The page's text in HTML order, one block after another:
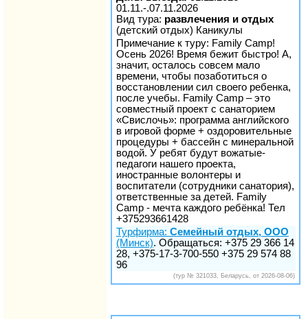
01.11.-.07.11.2026
Вид тура: развлечения и отдых
(детский отдых) Каникулы
Примечание к туру: Family Camp!
Осень 2026! Время бежит быстро! А,
значит, осталось совсем мало
времени, чтобы позаботиться о
восстановлении сил своего ребенка,
после учебы. Family Camp – это
совместный проект с санаторием
«Свислочь»: программа английского
в игровой форме + оздоровительные
процедуры + бассейн с минеральной
водой. У ребят будут вожатые-
педагоги нашего проекта,
иностранные волонтеры и
воспитатели (сотрудники санатория),
ответственные за детей. Family
Camp - мечта каждого ребёнка! Тел
+375293661428
Турфирма: Семейный отдых, ООО
(Минск). Обращаться: +375 29 366 14
28, +375-17-3-700-550 +375 29 574 88
96
(тур № 321033, Беларусь, от 2026-08-06)